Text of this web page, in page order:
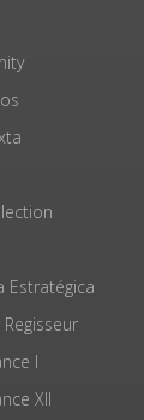
Estratégica
I
XII